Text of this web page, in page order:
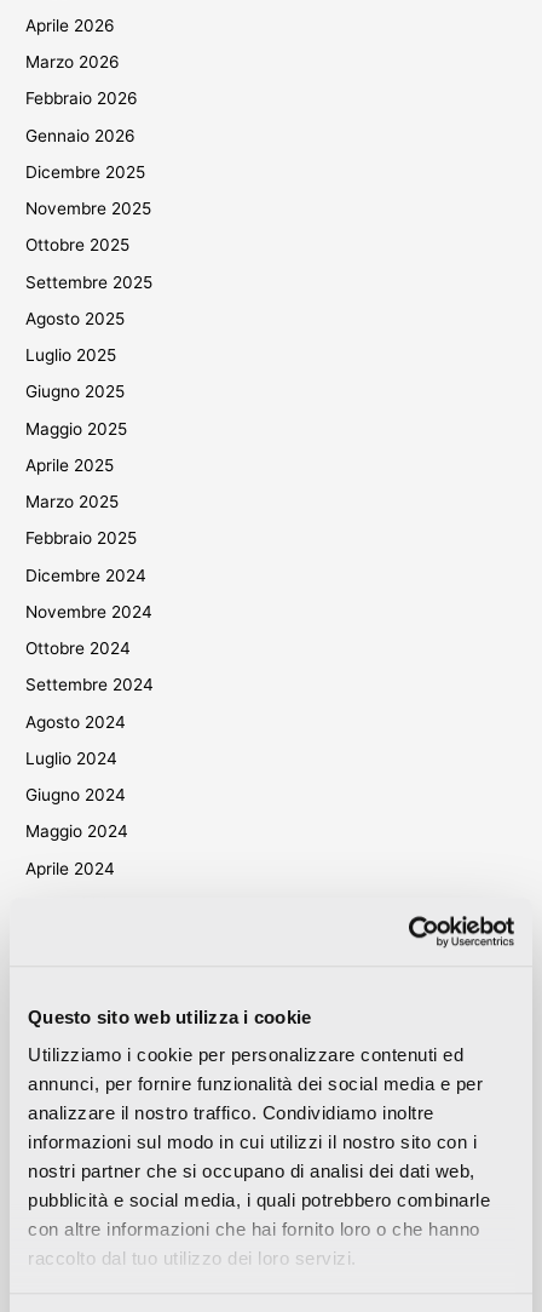
Questo sito web utilizza i cookie
Utilizziamo i cookie per personalizzare contenuti ed
annunci, per fornire funzionalità dei social media e per
analizzare il nostro traffico. Condividiamo inoltre
informazioni sul modo in cui utilizzi il nostro sito con i
nostri partner che si occupano di analisi dei dati web,
pubblicità e social media, i quali potrebbero combinarle
con altre informazioni che hai fornito loro o che hanno
raccolto dal tuo utilizzo dei loro servizi.
Aprile 2026
Marzo 2026
Febbraio 2026
Gennaio 2026
Dicembre 2025
Novembre 2025
Ottobre 2025
Settembre 2025
Agosto 2025
Luglio 2025
Giugno 2025
Maggio 2025
Aprile 2025
Marzo 2025
Febbraio 2025
Dicembre 2024
Novembre 2024
Ottobre 2024
Settembre 2024
Agosto 2024
Luglio 2024
Giugno 2024
Maggio 2024
Aprile 2024
Maggio 2023
Aprile 2023
Settembre 2022
Marzo 2022
Ottobre 2021
Settembre 2021
Agosto 2021
Dicembre 2020